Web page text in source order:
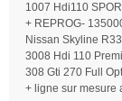
1007 Hdi110
+ REPROG-
Nissan Skyline
3008 Hdi 110
308 Gti 270 Full
+ ligne sur mesure